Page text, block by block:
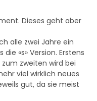
Dieses geht aber
alle zwei Jahre ein
«s» Version. Erstens
zweiten wird bei
viel wirklich neues
gut, da sie meist